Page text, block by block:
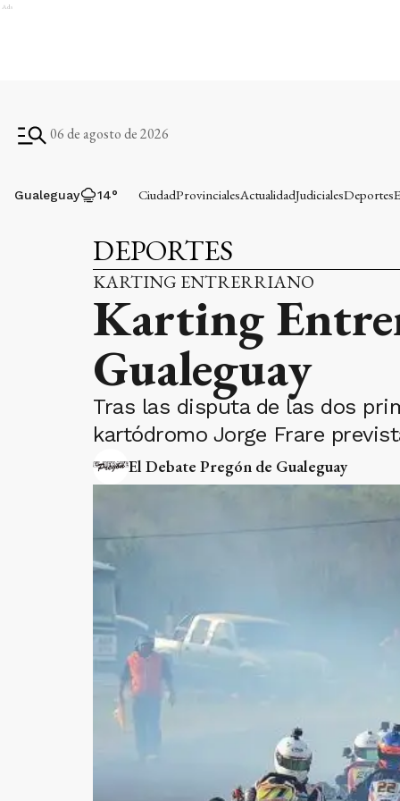
Ads
06 de agosto de 2026
Gualeguay 14° CiudadProvincialesActualidadJudicialesDeportes
DEPORTES
KARTING ENTRERRIANO
Karting
Gualeguay
Tras las disputa de las dos
kartódromo Jorge Frare
El Debate Pregón de Gualeguay